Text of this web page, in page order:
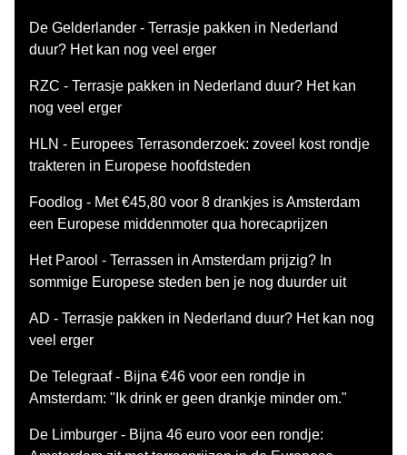
De Gelderlander - Terrasje pakken in Nederland
duur? Het kan nog veel erger
RZC - Terrasje pakken in Nederland duur? Het kan
nog veel erger
HLN - Europees Terrasonderzoek: zoveel kost rondje
trakteren in Europese hoofdsteden
Foodlog - Met €45,80 voor 8 drankjes is Amsterdam
een Europese middenmoter qua horecaprijzen
Het Parool - Terrassen in Amsterdam prijzig? In
sommige Europese steden ben je nog duurder uit
AD - Terrasje pakken in Nederland duur? Het kan nog
veel erger
De Telegraaf - Bijna €46 voor een rondje in
Amsterdam: "Ik drink er geen drankje minder om."
De Limburger - Bijna 46 euro voor een rondje: